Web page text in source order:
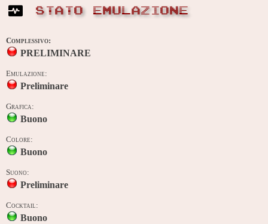
STATO EMULAZIONE
Complessivo:
PRELIMINARE
Emulazione:
Preliminare
Grafica:
Buono
Colore:
Buono
Suono:
Preliminare
Cocktail:
Buono